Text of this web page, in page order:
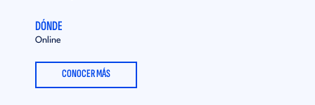
DÓNDE
Online
CONOCER MÁS